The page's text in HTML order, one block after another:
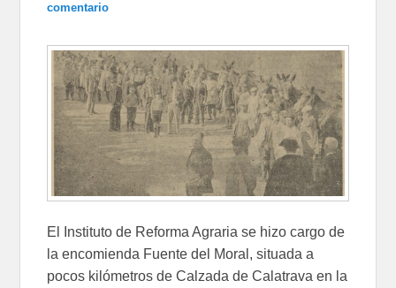
comentario
El Instituto de Reforma Agraria se hizo cargo de
la encomienda Fuente del Moral, situada a
pocos kilómetros de Calzada de Calatrava en la